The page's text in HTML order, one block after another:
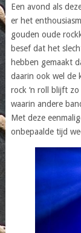
Een avond als
er het
gouden oude
besef dat het
hebben gemaakt
daarin ook wel de
rock ‘n roll blijft
waarin andere
Met deze
onbepaalde tijd